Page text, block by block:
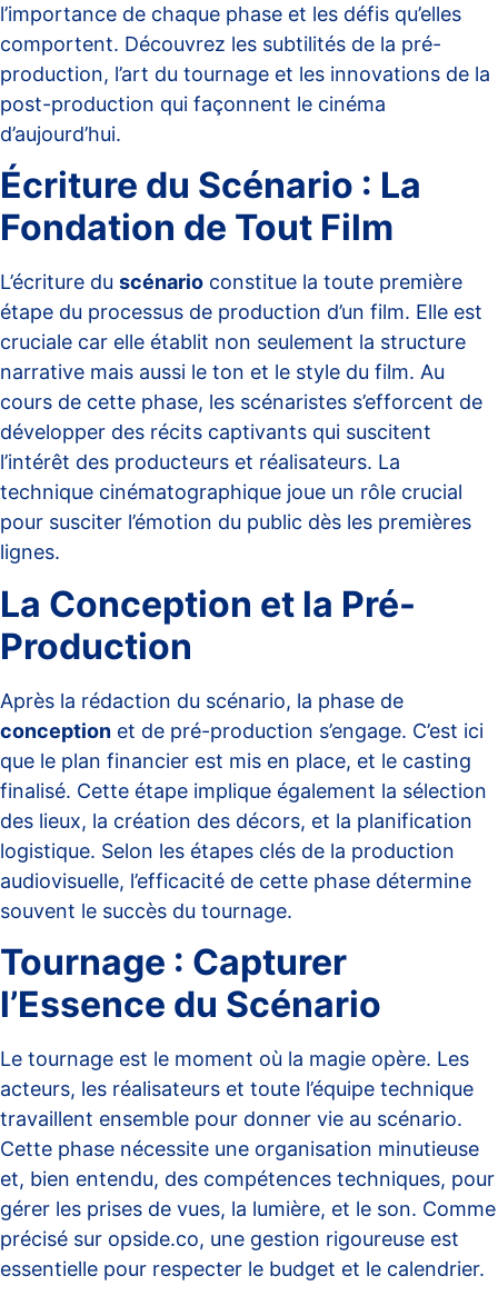
l’importance de chaque phase et les défis qu’elles
comportent. Découvrez les subtilités de la pré-
production, l’art du tournage et les innovations de la
post-production qui façonnent le cinéma
d’aujourd’hui.
Écriture du Scénario : La
Fondation de Tout Film
L’écriture du scénario constitue la toute première
étape du processus de production d’un film. Elle est
cruciale car elle établit non seulement la structure
narrative mais aussi le ton et le style du film. Au
cours de cette phase, les scénaristes s’efforcent de
développer des récits captivants qui suscitent
l’intérêt des producteurs et réalisateurs. La
technique cinématographique joue un rôle crucial
pour susciter l’émotion du public dès les premières
lignes.
La Conception et la Pré-
Production
Après la rédaction du scénario, la phase de
conception et de pré-production s’engage. C’est ici
que le plan financier est mis en place, et le casting
finalisé. Cette étape implique également la sélection
des lieux, la création des décors, et la planification
logistique. Selon les étapes clés de la production
audiovisuelle, l’efficacité de cette phase détermine
souvent le succès du tournage.
Tournage : Capturer
l’Essence du Scénario
Le tournage est le moment où la magie opère. Les
acteurs, les réalisateurs et toute l’équipe technique
travaillent ensemble pour donner vie au scénario.
Cette phase nécessite une organisation minutieuse
et, bien entendu, des compétences techniques, pour
gérer les prises de vues, la lumière, et le son. Comme
précisé sur opside.co, une gestion rigoureuse est
essentielle pour respecter le budget et le calendrier.